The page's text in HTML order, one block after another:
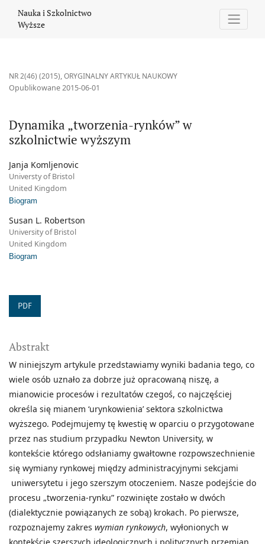
Nauka i Szkolnictwo
Wyższe
NR 2(46) (2015),ORYGINALNY ARTYKUŁ NAUKOWY
Dynamika „tworzenia-rynków” w
szkolnictwie wyższym
Opublikowane 2015-06-01
Janja Komljenovic
Universty of Bristol
United Kingdom
Biogram
Susan L. Robertson
University of Bristol
United Kingdom
Biogram
PDF
Abstrakt
W niniejszym artykule przedstawiamy wyniki badania tego, co
wiele osób uznało za dobrze już opracowaną niszę, a
mianowicie procesów i rezultatów czegoś, co najczęściej
określa się mianem ‘urynkowienia’ sektora szkolnictwa
wyższego. Podejmujemy tę kwestię w oparciu o przygotowane
przez nas studium przypadku Newton University, w
kontekście którego odsłaniamy gwałtowne rozpowszechnienie
się wymiany rynkowej między administracyjnymi sekcjami
uniwersytetu i jego szerszym otoczeniem. Nasze podejście do
procesu „tworzenia-rynku” rozwinięte zostało w dwóch
(dialektycznie powiązanych ze sobą) krokach. Po pierwsze,
rozpoznajemy zakres wymian rynkowych, wyłonionych w